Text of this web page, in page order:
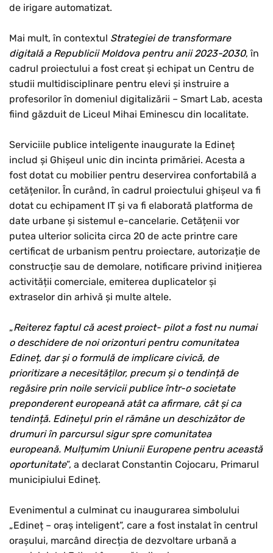
de irigare automatizat.
Mai mult, în contextul Strategiei de transformare
digitală a Republicii Moldova pentru anii 2023-2030, în
cadrul proiectului a fost creat și echipat un Centru de
studii multidisciplinare pentru elevi și instruire a
profesorilor în domeniul digitalizării – Smart Lab, acesta
fiind găzduit de Liceul Mihai Eminescu din localitate.
Serviciile publice inteligente inaugurate la Edineț
includ și Ghișeul unic din incinta primăriei. Acesta a
fost dotat cu mobilier pentru deservirea confortabilă a
cetățenilor. În curând, în cadrul proiectului ghișeul va fi
dotat cu echipament IT și va fi elaborată platforma de
date urbane și sistemul e-cancelarie. Cetățenii vor
putea ulterior solicita circa 20 de acte printre care
certificat de urbanism pentru proiectare, autorizație de
construcție sau de demolare, notificare privind inițierea
activității comerciale, emiterea duplicatelor și
extraselor din arhivă și multe altele.
„Reiterez faptul că acest proiect- pilot a fost nu numai
o deschidere de noi orizonturi pentru comunitatea
Edineț, dar și o formulă de implicare civică, de
prioritizare a necesităților, precum și o tendință de
regăsire prin noile servicii publice într-o societate
preponderent europeană atât ca afirmare, cât și ca
tendință. Edinețul prin el rămâne un deschizător de
drumuri în parcursul sigur spre comunitatea
europeană. Mulțumim Uniunii Europene pentru această
oportunitate”, a declarat Constantin Cojocaru, Primarul
municipiului Edineț.
Evenimentul a culminat cu inaugurarea simbolului
„Edineț – oraș inteligent”, care a fost instalat în centrul
orașului, marcând direcția de dezvoltare urbană a